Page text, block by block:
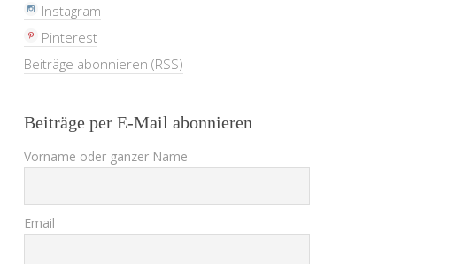
Instagram
Pinterest
Beiträge abonnieren (RSS)
Beiträge per E-Mail abonnieren
Vorname oder ganzer Name
Email